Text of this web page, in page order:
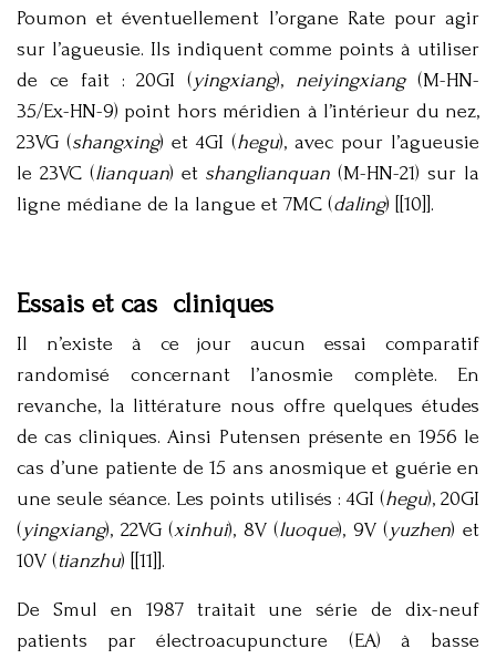
Poumon et éventuellement l’organe Rate pour agir
sur l’agueusie. Ils indiquent comme points à utiliser
de ce fait : 20GI (yingxiang), neiyingxiang(M-HN-
35/Ex-HN-9) point hors méridien à l’intérieur du nez,
23VG (shangxing) et 4GI (hegu), avec pour l’agueusie
le 23VC (lianquan) et shanglianquan (M-HN-21) sur la
ligne médiane de la langue et 7MC (daling) [[10]].
Essais et cas cliniques
Il n’existe à ce jour aucun essai comparatif
randomisé concernant l’anosmie complète. En
revanche, la littérature nous offre quelques études
de cas cliniques. Ainsi Putensen présente en 1956 le
cas d’une patiente de 15 ans anosmique et guérie en
une seule séance. Les points utilisés : 4GI (hegu), 20GI
(yingxiang), 22VG (xinhui), 8V (luoque), 9V (yuzhen) et
10V (tianzhu) [[11]].
De Smul en 1987 traitait une série de dix-neuf
patients par électroacupuncture (EA) à basse